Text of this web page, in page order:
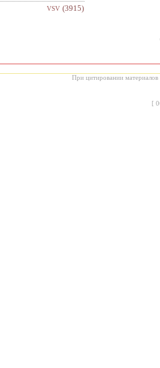
VSV (3915)
При цитировании материалов
[